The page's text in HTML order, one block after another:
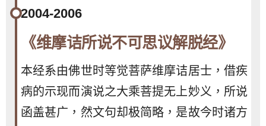
2004-2006
《维摩诘所说不可思议解脱经》
本经系由佛世时等觉菩萨维摩诘居士，借疾
病的示现而演说之大乘菩提无上妙义，所说
函盖甚广，然文句却极简略，是故今时诸方